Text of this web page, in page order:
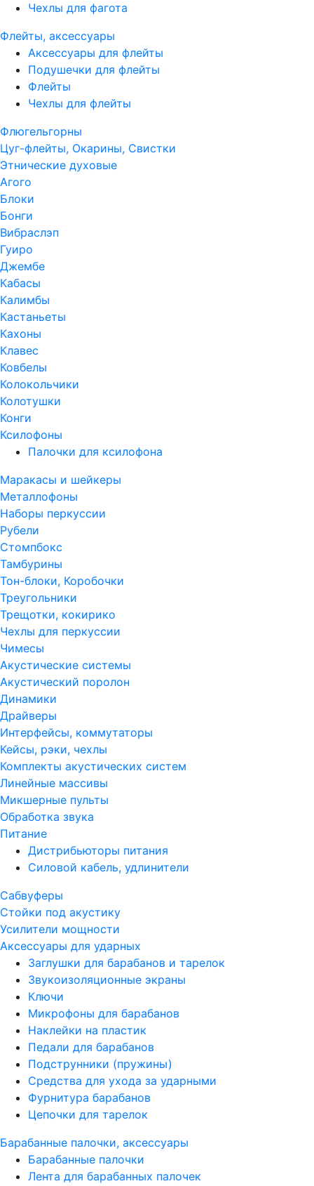
Чехлы для фагота
Флейты, аксессуары
Аксессуары для флейты
Подушечки для флейты
Флейты
Чехлы для флейты
Флюгельгорны
Цуг-флейты, Окарины, Свистки
Этнические духовые
Агого
Блоки
Бонги
Вибраслэп
Гуиро
Джембе
Кабасы
Калимбы
Кастаньеты
Кахоны
Клавес
Ковбелы
Колокольчики
Колотушки
Конги
Ксилофоны
Палочки для ксилофона
Маракасы и шейкеры
Металлофоны
Наборы перкуссии
Рубели
Стомпбокс
Тамбурины
Тон-блоки, Коробочки
Треугольники
Трещотки, кокирико
Чехлы для перкуссии
Чимесы
Акустические системы
Акустический поролон
Динамики
Драйверы
Интерфейсы, коммутаторы
Кейсы, рэки, чехлы
Комплекты акустических систем
Линейные массивы
Микшерные пульты
Обработка звука
Питание
Дистрибьюторы питания
Силовой кабель, удлинители
Сабвуферы
Стойки под акустику
Усилители мощности
Аксессуары для ударных
Заглушки для барабанов и тарелок
Звукоизоляционные экраны
Ключи
Микрофоны для барабанов
Наклейки на пластик
Педали для барабанов
Подструнники (пружины)
Средства для ухода за ударными
Фурнитура барабанов
Цепочки для тарелок
Барабанные палочки, аксессуары
Барабанные палочки
Лента для барабанных палочек